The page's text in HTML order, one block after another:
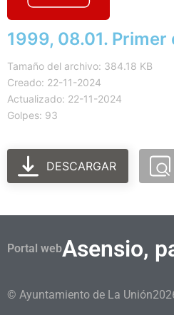
1999, 08.01. Primer
Tamaño del archivo: 384.18 KB
Creado: 22-11-2024
Actualizado: 22-11-2024
Golpes: 93
DESCARGAR
Portal webAsensio,
© Ayuntamiento de La Unión